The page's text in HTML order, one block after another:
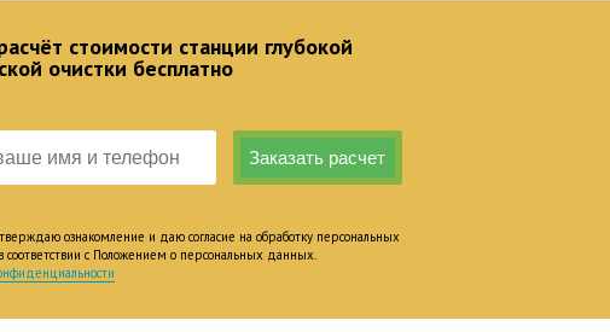
стоимости станции глубокой
очистки бесплатно
ознакомление и даю согласие на обработку персональных
соответствии с Положением о персональных данных.